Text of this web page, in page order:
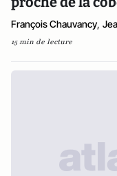
François Chauvancy,
15 min de lecture